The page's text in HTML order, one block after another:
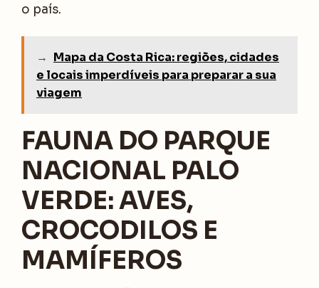
o país.
→ Mapa da Costa Rica: regiões, cidades
e locais imperdíveis para preparar a sua
viagem
FAUNA DO PARQUE
NACIONAL PALO
VERDE: AVES,
CROCODILOS E
MAMÍFEROS